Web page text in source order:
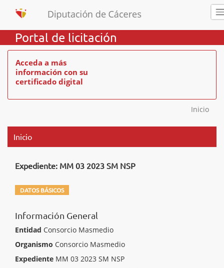
Portal de licitación
Acceda a más
información con su
certificado digital
Inicio
Inicio
Expediente: MM 03 2023 SM NSP
DATOS BÁSICOS
Información General
Entidad Consorcio Masmedio
Organismo Consorcio Masmedio
Expediente MM 03 2023 SM NSP